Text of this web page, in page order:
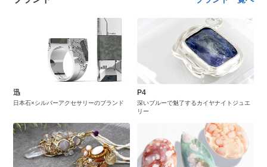
迅
日本石×シルバーアクセサリーのブランド
P4
深いブルーで魅了するカイヤナイトジュエ
リー